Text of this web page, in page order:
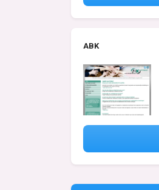
ABK